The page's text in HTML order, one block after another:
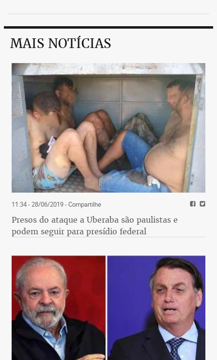
MAIS NOTÍCIAS
11:34 - 28/06/2019- Compartilhe
Presos do ataque a Uberaba são paulistas e
podem seguir para presídio federal